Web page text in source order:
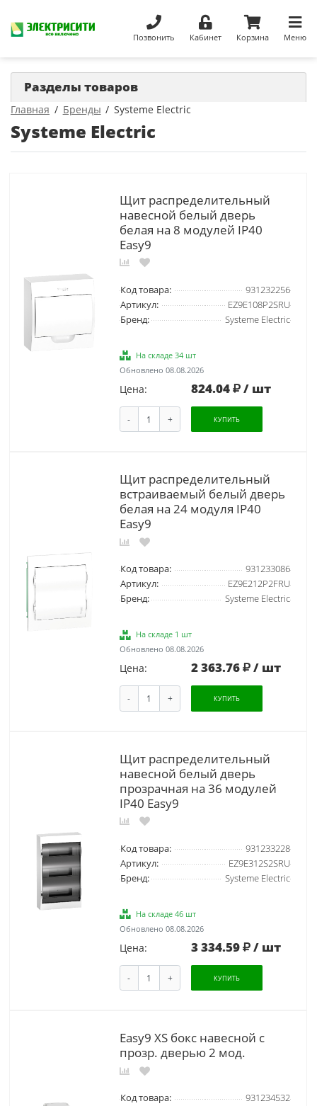
Позвонить Кабинет Корзина Меню
Главная Бренды Systeme Electric
Systeme Electric
Щит распределительный
навесной белый дверь
белая на 8 модулей IP40
Easy9
Код товара:
931232256
Артикул:
EZ9E108P2SRU
Бренд:
Systeme Electric
На складе 34 шт
Обновлено 08.08.2026
Цена: 824.04 / шт
- + КУПИТЬ
Щит распределительный
встраиваемый белый дверь
белая на 24 модуля IP40
Easy9
Код товара:
931233086
Артикул:
EZ9E212P2FRU
Бренд:
Systeme Electric
На складе 1 шт
Обновлено 08.08.2026
Цена: 2 363.76 / шт
- + КУПИТЬ
Щит распределительный
навесной белый дверь
прозрачная на 36 модулей
IP40 Easy9
Код товара:
931233228
Артикул:
EZ9E312S2SRU
Бренд:
Systeme Electric
На складе 46 шт
Обновлено 08.08.2026
Цена: 3 334.59 / шт
- + КУПИТЬ
Easy9 XS бокс навесной с
прозр. дверью 2 мод.
Код товара:
931234532
Разделы товаров